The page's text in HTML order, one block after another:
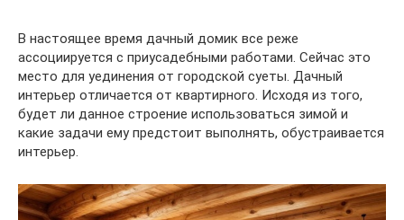
В настоящее время дачный домик все реже
ассоциируется с приусадебными работами. Сейчас это
место для уединения от городской суеты. Дачный
интерьер отличается от квартирного. Исходя из того,
будет ли данное строение использоваться зимой и
какие задачи ему предстоит выполнять, обустраивается
интерьер.